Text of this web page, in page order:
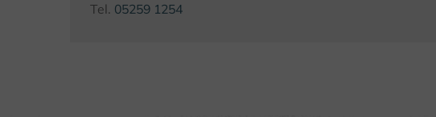
Tel. 05259 1254